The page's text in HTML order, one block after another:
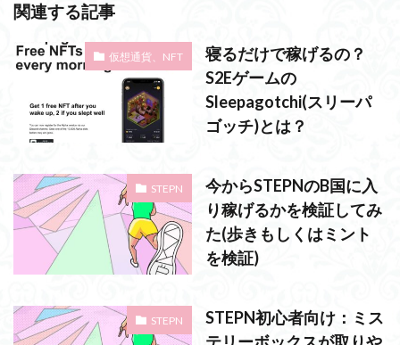
関連する記事
仮想通貨、NFT
寝るだけで稼げるの？
S2Eゲームの
Sleepagotchi(スリーパ
ゴッチ)とは？
STEPN
今からSTEPNのB国に入
り稼げるかを検証してみ
た(歩きもしくはミント
を検証)
STEPN
STEPN初心者向け：ミス